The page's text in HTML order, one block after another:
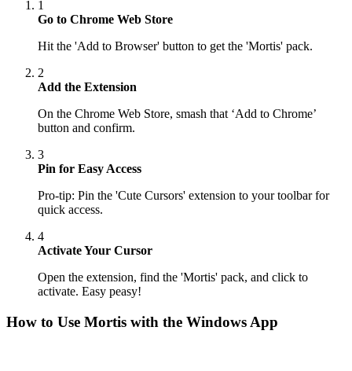
1
Go to Chrome Web Store
Hit the 'Add to Browser' button to get the 'Mortis' pack.
2
Add the Extension
On the Chrome Web Store, smash that ‘Add to Chrome’
button and confirm.
3
Pin for Easy Access
Pro-tip: Pin the 'Cute Cursors' extension to your toolbar for
quick access.
4
Activate Your Cursor
Open the extension, find the 'Mortis' pack, and click to
activate. Easy peasy!
How to Use Mortis with the Windows App